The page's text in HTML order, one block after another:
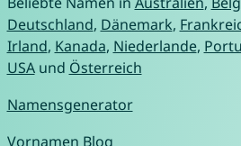
Deutschland, Dänemark,
Irland, Kanada, Niederlande,
USAund Österreich
Namensgenerator
Vornamen Blog